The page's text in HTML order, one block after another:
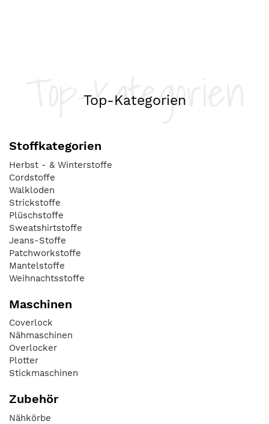
Top-Kategorien
Top-Kategorien
Stoffkategorien
Herbst - & Winterstoffe
Cordstoffe
Walkloden
Strickstoffe
Plüschstoffe
Sweatshirtstoffe
Jeans-Stoffe
Patchworkstoffe
Mantelstoffe
Weihnachtsstoffe
Maschinen
Coverlock
Nähmaschinen
Overlocker
Plotter
Stickmaschinen
Zubehör
Nähkörbe